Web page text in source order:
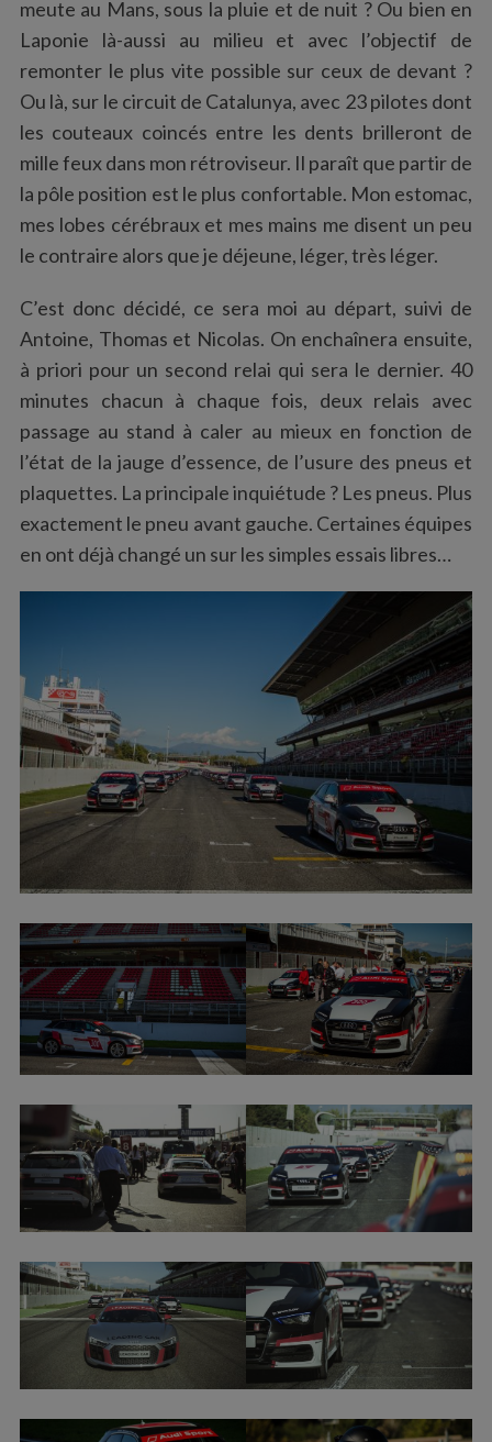
meute au Mans, sous la pluie et de nuit ? Ou bien en
Laponie là-aussi au milieu et avec l’objectif de
remonter le plus vite possible sur ceux de devant ?
Ou là, sur le circuit de Catalunya, avec 23 pilotes dont
les couteaux coincés entre les dents brilleront de
mille feux dans mon rétroviseur. Il paraît que partir de
la pôle position est le plus confortable. Mon estomac,
mes lobes cérébraux et mes mains me disent un peu
le contraire alors que je déjeune, léger, très léger.
C’est donc décidé, ce sera moi au départ, suivi de
Antoine, Thomas et Nicolas. On enchaînera ensuite,
à priori pour un second relai qui sera le dernier. 40
minutes chacun à chaque fois, deux relais avec
passage au stand à caler au mieux en fonction de
l’état de la jauge d’essence, de l’usure des pneus et
plaquettes. La principale inquiétude ? Les pneus. Plus
exactement le pneu avant gauche. Certaines équipes
en ont déjà changé un sur les simples essais libres…